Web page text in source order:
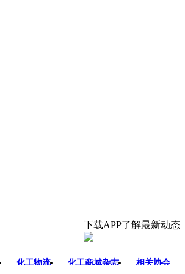
下载APP了解最新动态
化工物流 化工商城杂志 相关协会